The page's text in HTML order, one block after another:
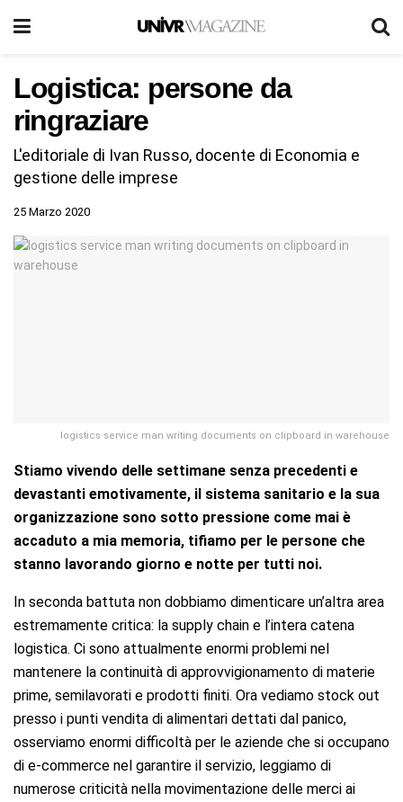
Logistica: persone da
ringraziare
L'editoriale di Ivan Russo, docente di Economia e
gestione delle imprese
25 Marzo 2020
logistics service man writing documents on clipboard in warehouse
Stiamo vivendo delle settimane senza precedenti e
devastanti emotivamente, il sistema sanitario e la sua
organizzazione sono sotto pressione come mai è
accaduto a mia memoria, tifiamo per le persone che
stanno lavorando giorno e notte per tutti noi.
In seconda battuta non dobbiamo dimenticare un’altra area
estremamente critica: la supply chain e l’intera catena
logistica. Ci sono attualmente enormi problemi nel
mantenere la continuità di approvvigionamento di materie
prime, semilavorati e prodotti finiti. Ora vediamo stock out
presso i punti vendita di alimentari dettati dal panico,
osserviamo enormi difficoltà per le aziende che si occupano
di e-commerce nel garantire il servizio, leggiamo di
numerose criticità nella movimentazione delle merci ai